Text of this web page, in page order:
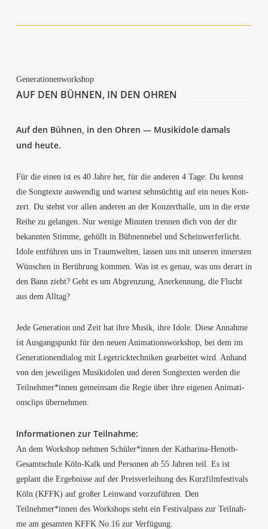
Gene­ra­tio­nen­work­shop
AUF DEN BÜH­NEN, IN DEN OHREN
Auf den Büh­nen, in den Ohren — Musik­ido­le damals
und heute.
Für die einen ist es 40 Jah­re her, für die ande­ren 4 Tage: Du kennst
die Song­tex­te aus­wen­dig und war­test sehn­süch­tig auf ein neu­es Kon­
zert. Du stehst vor allen ande­ren an der Kon­zert­hal­le, um in die ers­te
Rei­he zu gelan­gen. Nur weni­ge Minu­ten tren­nen dich von der dir
bekann­ten Stim­me, gehüllt in Büh­nen­ne­bel und Schein­wer­fer­licht.
Ido­le ent­füh­ren uns in Traum­wel­ten, las­sen uns mit unse­ren inners­ten
Wün­schen in Berüh­rung kom­men. Was ist es genau, was uns der­art in
den Bann zieht? Geht es um Abgren­zung, Aner­ken­nung, die Flucht
aus dem Alltag?
Jede Gene­ra­ti­on und Zeit hat ihre Musik, ihre Ido­le. Die­se Annah­me
ist Aus­gangs­punkt für den neu­en Ani­ma­ti­ons­work­shop, bei dem im
Gene­ra­tio­nen­dia­log mit Lege­trick­tech­ni­ken gear­bei­tet wird. Anhand
von den jewei­li­gen Musik­ido­len und deren Song­tex­ten wer­den die
Teilnehmer*innen gemein­sam die Regie über ihre eige­nen Ani­ma­ti­
ons­clips übernehmen.
Infor­ma­tio­nen zur Teilnahme:
An dem Work­shop neh­men Schüler*innen der Katha­ri­na-Henoth-
Gesamt­schu­le Köln-Kalk und Per­so­nen ab 55 Jah­ren teil. Es ist
geplant die Ergeb­nis­se auf der Preis­ver­lei­hung des Kurz­film­fes­ti­vals
Köln (KFFK) auf gro­ßer Lein­wand vor­zu­füh­ren. Den
Teilnehmer*innen des Work­shops steht ein Fes­ti­val­pass zur Teil­nah­
me am gesam­ten KFFK No.16 zur Verfügung.